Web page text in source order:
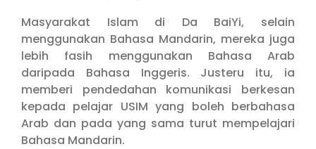
Masyarakat Islam di Da BaiYi, selain
menggunakan Bahasa Mandarin, mereka juga
lebih fasih menggunakan Bahasa Arab
daripada Bahasa Inggeris. Justeru itu, ia
memberi pendedahan komunikasi berkesan
kepada pelajar USIM yang boleh berbahasa
Arab dan pada yang sama turut mempelajari
Bahasa Mandarin.